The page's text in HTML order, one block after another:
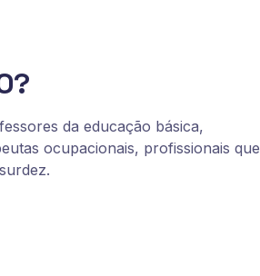
da educação básica,
ocupacionais, profissionais que